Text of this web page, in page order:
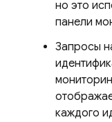
но это
панели
Запросы
каждого